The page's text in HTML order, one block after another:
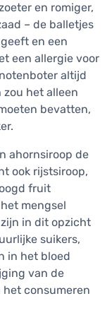
en romiger,
– de balletjes
en een
een allergie voor
altijd
het alleen
bevatten,
ahornsiroop de
ook rijstsiroop,
fruit
mengsel
zijn in dit opzicht
suikers,
in het bloed
van de
het consumeren